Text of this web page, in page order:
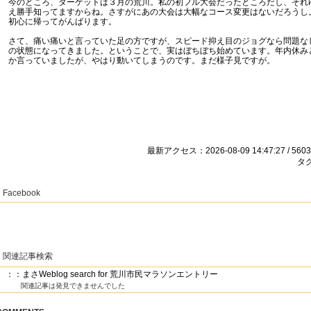
今のところ、ターゲットは３月の荒川。私の初フル大会だったところだし、それ
え勝手知ってますからね。さすがにあの大会は大幅なコース変更はないだろうし。
初心に帰ってがんばります。
さて、痛い痛いと言っていた足の方ですが、スピード抑え目のジョグなら問題な
の状態になってきました。ということで、実はぼちぼち始めています。年内休み
か言っていましたが、やはり動いてしまうのです。まだ様子見ですが。
最新アクセス：2026-08-09 14:47:27 / 5603
タ
Facebook
関連記事検索
：：まさWeblog search for 荒川市民マラソンエントリー
関連記事は発見できませんでした